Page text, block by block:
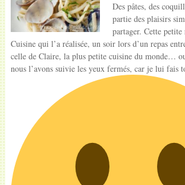
Des pâtes, des
partie des plaisirs
partager. Cette petite
Cuisine qui l’a réalisée, un soir lors d’un repas
celle de Claire, la plus petite cuisine du monde…
nous l’avons suivie les yeux fermés, car je lui fais